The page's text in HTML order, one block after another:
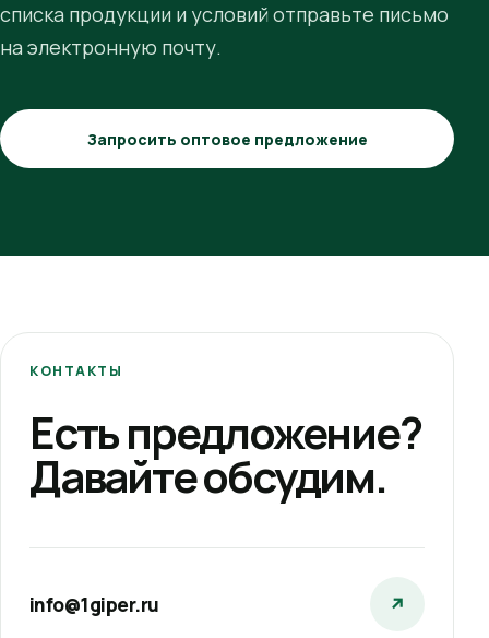
списка продукции и условий отправьте письмо
на электронную почту.
Запросить оптовое предложение
КОНТАКТЫ
Есть предложение?
Давайте обсудим.
info@1giper.ru ↗